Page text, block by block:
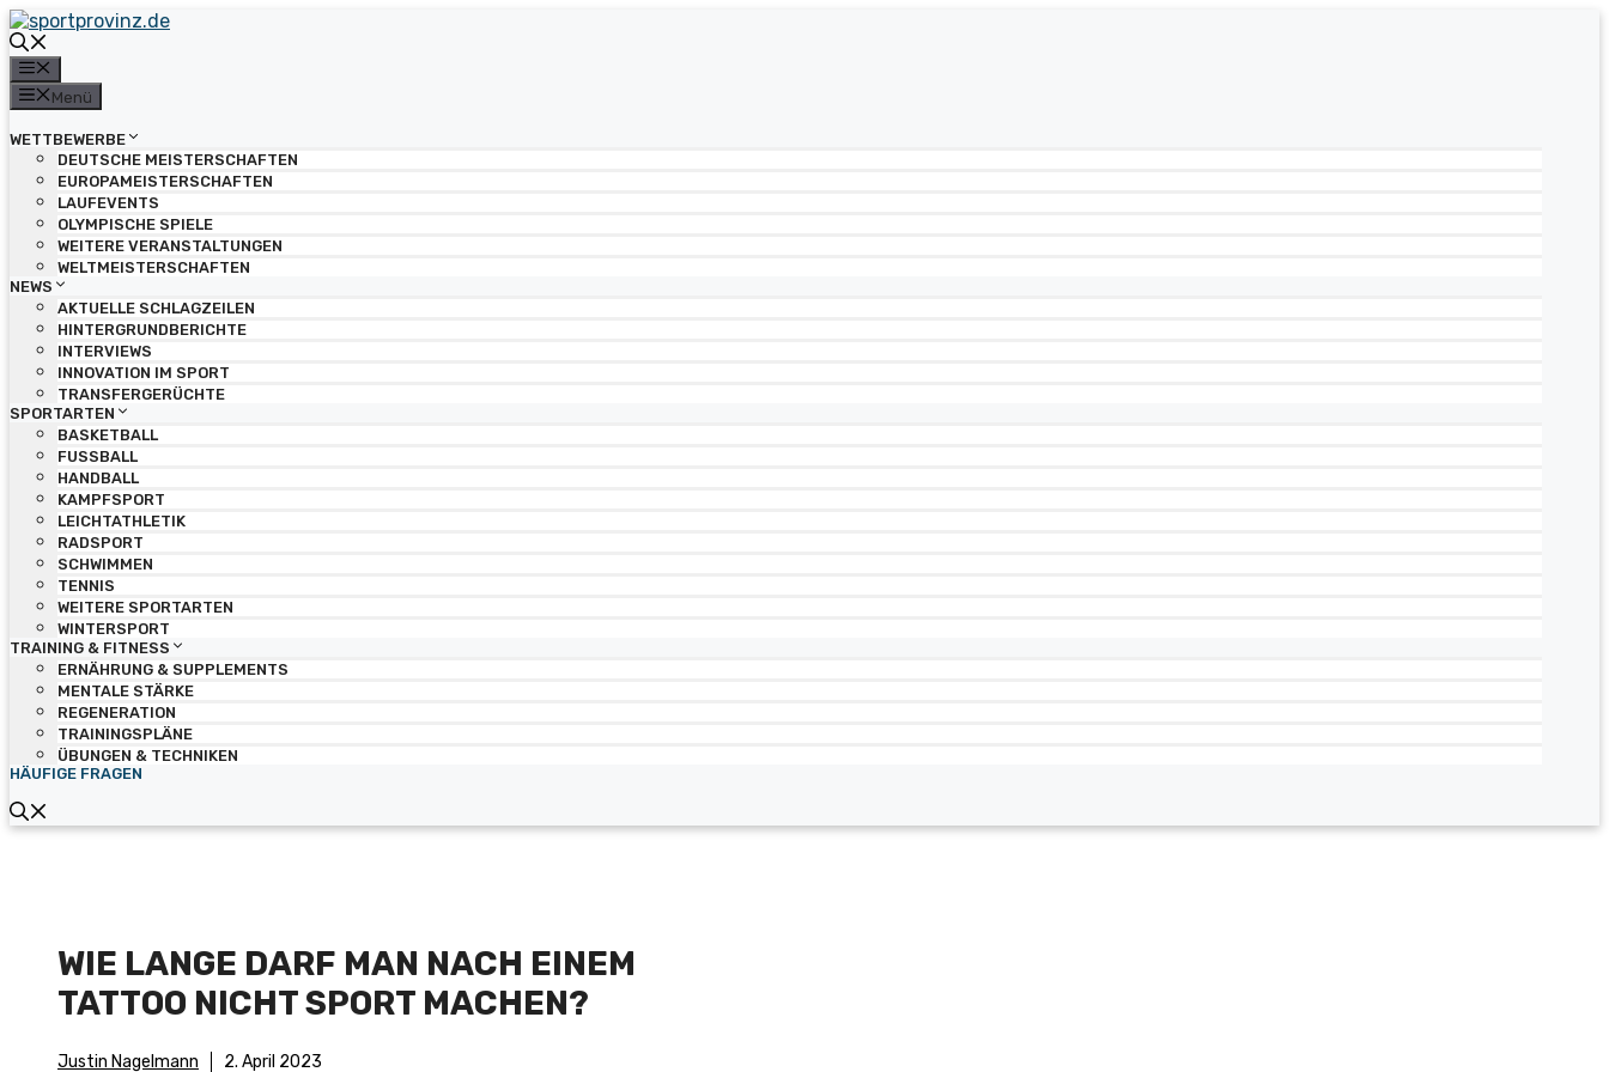
Zum
Inhalt
springen
Menü
WETTBEWERBE
DEUTSCHE MEISTERSCHAFTEN
EUROPAMEISTERSCHAFTEN
LAUFEVENTS
OLYMPISCHE SPIELE
WEITERE VERANSTALTUNGEN
WELTMEISTERSCHAFTEN
NEWS
AKTUELLE SCHLAGZEILEN
HINTERGRUNDBERICHTE
INTERVIEWS
INNOVATION IM SPORT
TRANSFERGERÜCHTE
SPORTARTEN
BASKETBALL
FUSSBALL
HANDBALL
KAMPFSPORT
LEICHTATHLETIK
RADSPORT
SCHWIMMEN
TENNIS
WEITERE SPORTARTEN
WINTERSPORT
TRAINING & FITNESS
ERNÄHRUNG & SUPPLEMENTS
MENTALE STÄRKE
REGENERATION
TRAININGSPLÄNE
ÜBUNGEN & TECHNIKEN
HÄUFIGE FRAGEN
WIE LANGE DARF MAN NACH EINEM
TATTOO NICHT SPORT MACHEN?
Justin Nagelmann 2. April 2023